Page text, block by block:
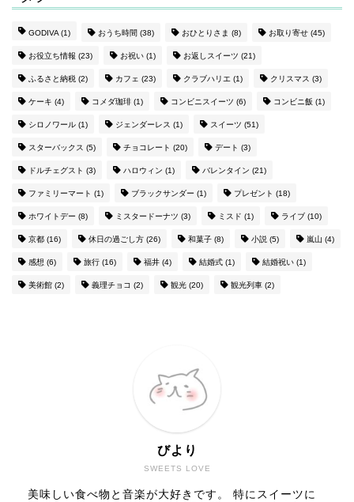
GODIVA(1) おうち時間 (38) おひとりさま (8) お取り寄せ (45)
お役立ち情報 (23) お祝い (1) お返しスイーツ (21)
ふるさと納税 (2) カフェ (23) クラブハリエ (1) クリスマス (3)
ケーキ (4) コメダ珈琲 (1) コンビニスイーツ (6) コンビニ飯 (1)
シロノワール (1) ジェンダーレス (1) スイーツ (51)
スターバックス (5) チョコレート (20) デート (3)
ドルチェグスト (3) ハロウィン (1) バレンタイン (21)
ファミリーマート (1) ブラックサンダー (1) プレゼント (18)
ホワイトデー (8) ミスタードーナツ (3) ミスド (1) ライブ (10)
京都 (16) 休日の過ごし方 (26) 和菓子 (8) 小説 (5) 嵐山 (4)
感想 (6) 旅行 (16) 福井 (4) 結婚式 (1) 結婚祝い (1)
美術館 (2) 義理チョコ (2) 観光 (20) 観光列車 (2)
SWEETS LOVE
びより
美味しい食べ物と音楽が大好きです。 特にスイーツに